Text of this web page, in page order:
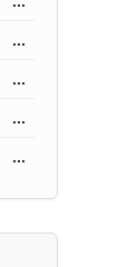
...
...
...
...